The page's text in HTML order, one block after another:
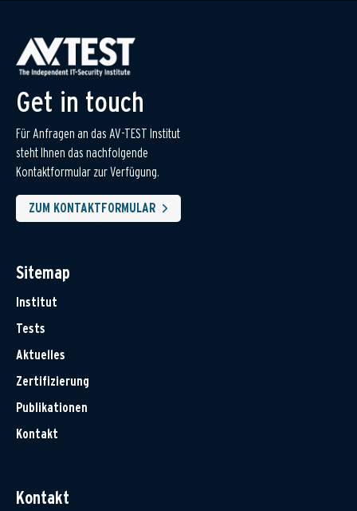
Get in touch
Für Anfragen an das AV-TEST Institut
steht Ihnen das nachfolgende
Kontaktformular zur Verfügung.
ZUM KONTAKTFORMULAR
Sitemap
Institut
Tests
Aktuelles
Zertifizierung
Publikationen
Kontakt
Kontakt